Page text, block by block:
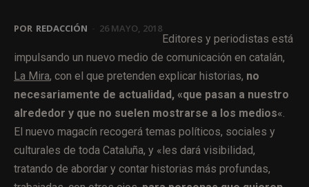
POR REDACCIÓN 26 MAYO, 2018
Editores y periodistas está
impulsando un nuevo medio de comunicación en catalán,
La Mira, con el que pretenden explicar historias, no
necesariamente de actualidad, «que pasan a nuestro
alrededor y que no suelen mostrarse a los medios«.
El nuevo magacín recogerá temas políticos, sociales y
culturales de toda Cataluña, y «les dará visibilidad,
tratando de abordar y contar historias más profundas,